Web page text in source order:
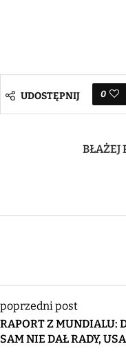
UDOSTĘPNIJ 0
BŁAŻEJ
poprzedni post
RAPORT Z MUNDIALU:
SAM NIE DAŁ RADY,